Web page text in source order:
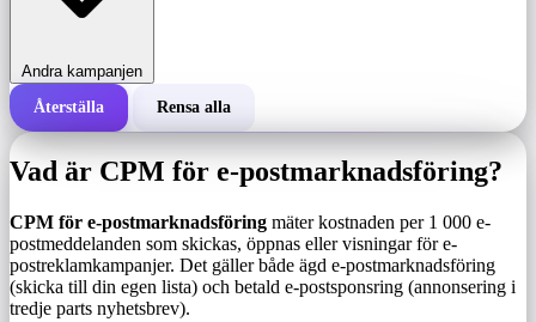
Andra kampanjen
Total kostnad för en kampanj
Antal visningar
Återställa Rensa alla
Vad är CPM för e-postmarknadsföring?
CPM för e-postmarknadsföring mäter kostnaden per 1 000 e-
postmeddelanden som skickas, öppnas eller visningar för e-
postreklamkampanjer. Det gäller både ägd e-postmarknadsföring
(skicka till din egen lista) och betald e-postsponsring (annonsering i
tredje parts nyhetsbrev).